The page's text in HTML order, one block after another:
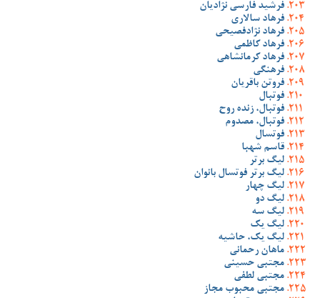
فرشید فارسی نژادیان
فرهاد سالاری
فرهاد نژادفصیحی
فرهاد کاظمی
فرهاد کرمانشاهی
فرهنگی
فروتن باقریان
فوتبال
فوتبال، زنده روح
فوتبال، مصدوم
فوتسال
قاسم شهبا
لیگ برتر
لیگ برتر فوتسال بانوان
لیگ چهار
لیگ دو
لیگ سه
لیگ یک
لیگ یک، حاشیه
ماهان رحمانی
مجتبی حسینی
مجتبی لطفی
مجتبی محبوب مجاز